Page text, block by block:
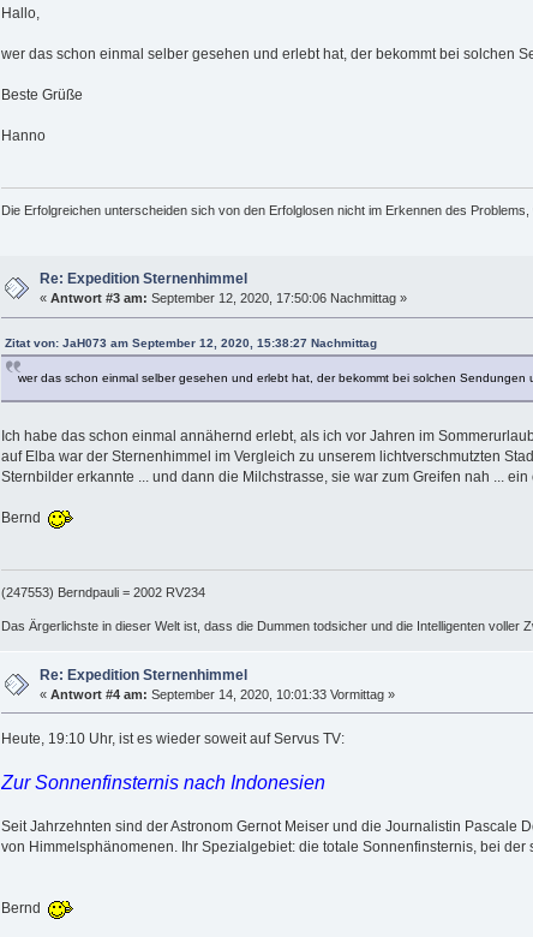
Hallo,
wer das schon einmal selber gesehen und erlebt hat, der bekommt bei solchen
Beste Grüße
Hanno
Die Erfolgreichen unterscheiden sich von den Erfolglosen nicht im Erkennen des
Re: Expedition Sternenhimmel
« Antwort #3 am: September 12, 2020, 17:50:06 Nachmittag »
Zitat von: JaH073 am September 12, 2020, 15:38:27 Nachmittag
wer das schon einmal selber gesehen und erlebt hat, der bekommt bei solchen Sendungen
Ich habe das schon einmal annähernd erlebt, als ich vor Jahren im
auf Elba war der Sternenhimmel im Vergleich zu unserem lichtverschmutzten
Sternbilder erkannte ... und dann die Milchstrasse, sie war zum Greifen nah ...
Bernd
(247553) Berndpauli = 2002 RV234
Das Ärgerlichste in dieser Welt ist, dass die Dummen todsicher und die Intelligenten voller
Re: Expedition Sternenhimmel
« Antwort #4 am: September 14, 2020, 10:01:33 Vormittag »
Heute, 19:10 Uhr, ist es wieder soweit auf Servus TV:
Zur Sonnenfinsternis nach Indonesien
Seit Jahrzehnten sind der Astronom Gernot Meiser und die Journalistin Pascale
von Himmelsphänomenen. Ihr Spezialgebiet: die totale Sonnenfinsternis, bei der
Bernd